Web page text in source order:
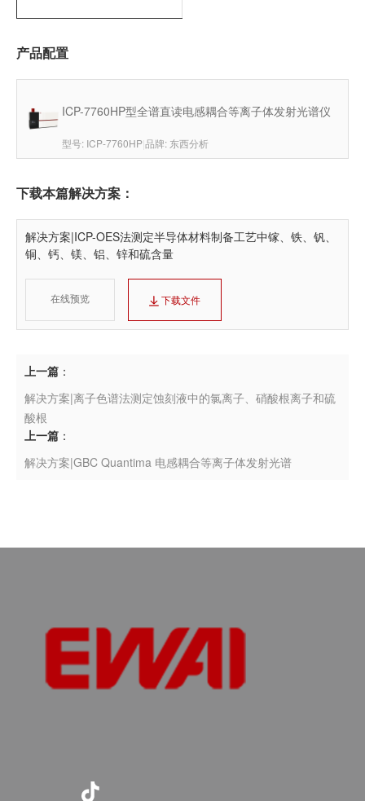
产品配置
ICP-7760HP型全谱直读电感耦合等离子体发射光谱仪
型号: ICP-7760HP|品牌: 东西分析
下载本篇解决方案：
解决方案|ICP-OES法测定半导体材料制备工艺中镓、铁、钒、
铜、钙、镁、铝、锌和硫含量
在线预览 下载文件
上一篇 ：
解决方案|离子色谱法测定蚀刻液中的氯离子、硝酸根离子和硫
酸根
上一篇 ：
解决方案|GBC Quantima 电感耦合等离子体发射光谱